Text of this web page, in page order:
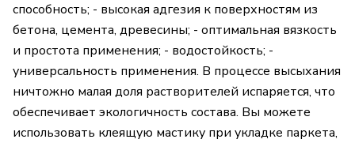
способность; - высокая адгезия к поверхностям из
бетона, цемента, древесины; - оптимальная вязкость
и простота применения; - водостойкость; -
универсальность применения. В процессе высыхания
ничтожно малая доля растворителей испаряется, что
обеспечивает экологичность состава. Вы можете
использовать клеящую мастику при укладке паркета,